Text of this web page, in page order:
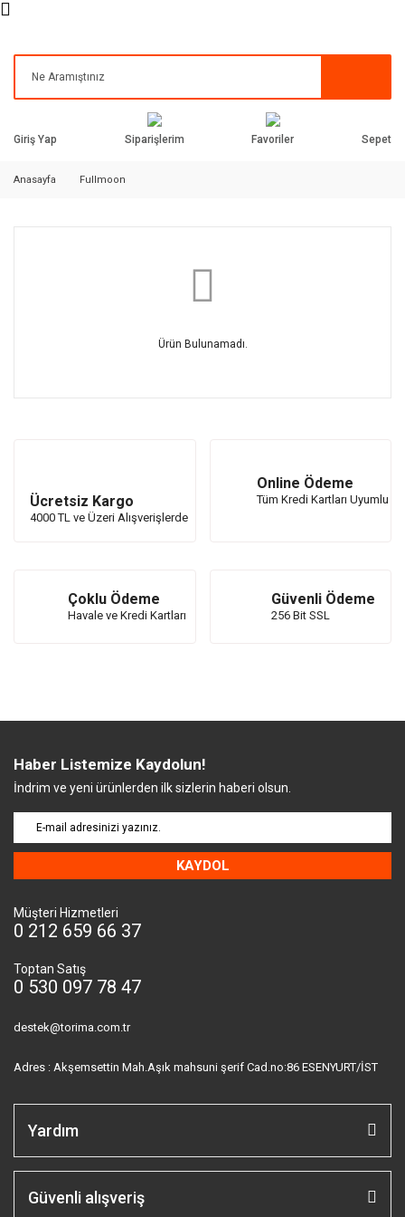
Giriş Yap Siparişlerim Favoriler Sepet
Anasayfa Fullmoon
Ürün Bulunamadı.
Ücretsiz Kargo
4000 TL ve Üzeri Alışverişlerde
Online Ödeme
Tüm Kredi Kartları Uyumlu
Çoklu Ödeme
Havale ve Kredi Kartları
Güvenli Ödeme
256 Bit SSL
Haber Listemize Kaydolun!
İndrim ve yeni ürünlerden ilk sizlerin haberi olsun.
KAYDOL
Müşteri Hizmetleri
0 212 659 66 37
Toptan Satış
0 530 097 78 47
destek@torima.com.tr
Adres : Akşemsettin Mah.Aşık mahsuni şerif Cad.no:86 ESENYURT/İST
Yardım
Güvenli alışveriş